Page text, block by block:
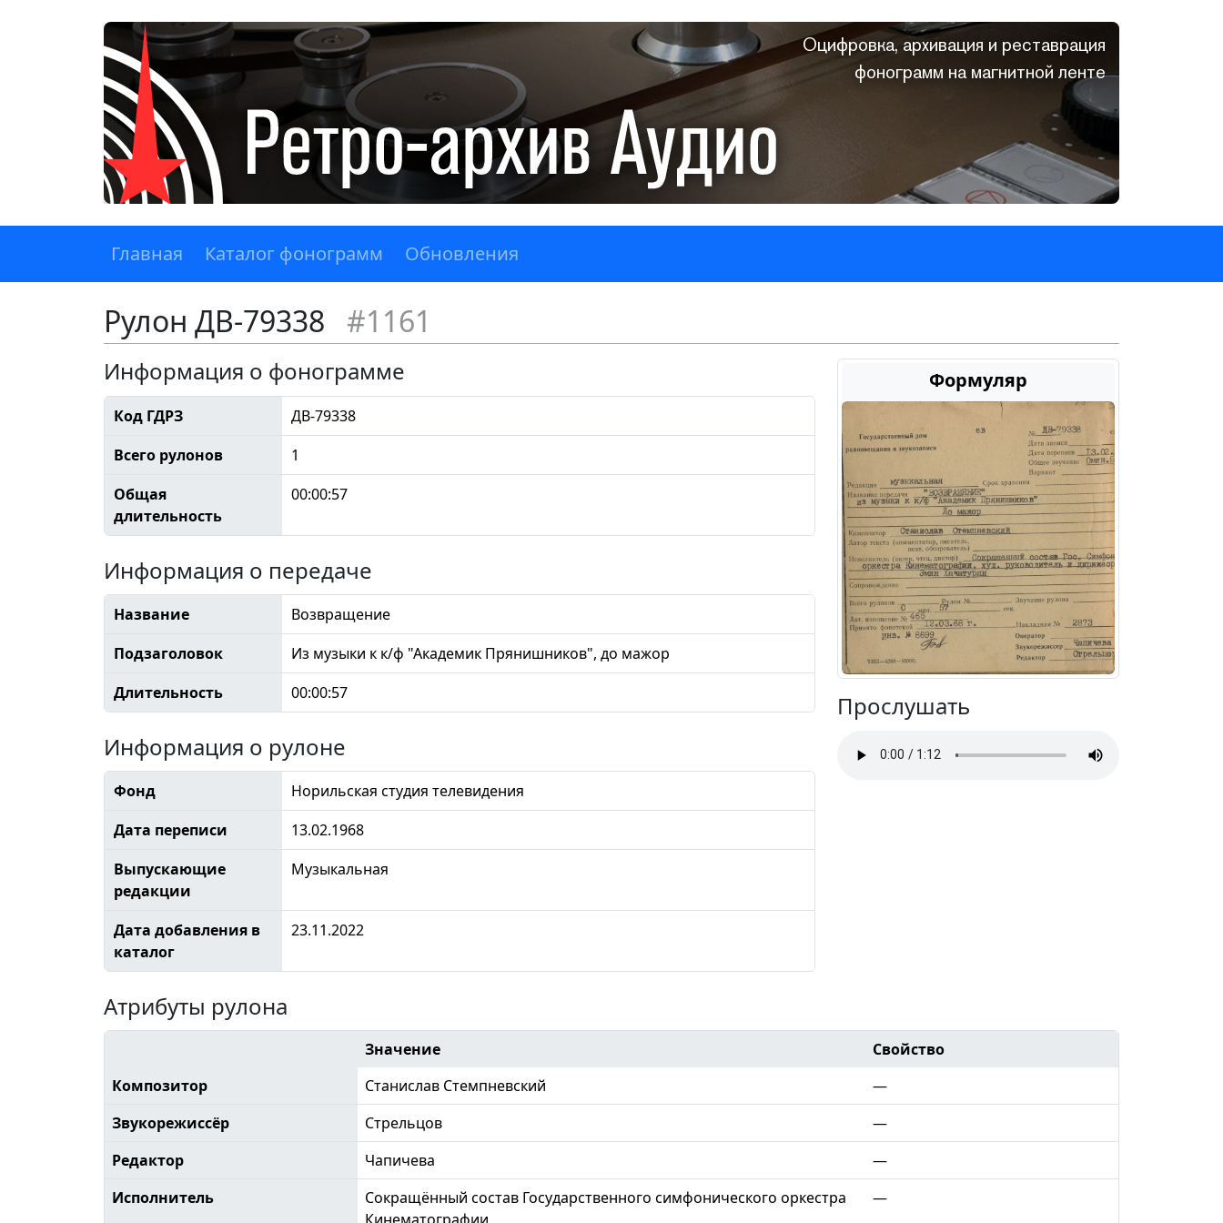
Оцифровка, архивация и реставрация
фонограмм на магнитной ленте
Главная Каталог фонограмм Обновления
Рулон ДВ-79338 #1161
Формуляр
Прослушать
Информация о фонограмме
Код ГДРЗ
ДВ-79338
Всего рулонов
1
Общая
длительность
00:00:57
Информация о передаче
Название
Возвращение
Подзаголовок
Из музыки к к/ф "Академик Прянишников", до мажор
Длительность
00:00:57
Информация о рулоне
Фонд
Норильская студия телевидения
Дата переписи
13.02.1968
Выпускающие
редакции
Музыкальная
Дата добавления в
каталог
23.11.2022
Атрибуты рулона
Значение
Свойство
Композитор
Станислав Стемпневский
—
Звукорежиссёр
Стрельцов
—
Редактор
Чапичева
—
Исполнитель
Сокращённый состав Государственного симфонического оркестра
—